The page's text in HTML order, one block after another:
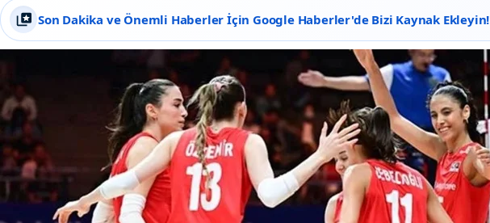
Son Dakika ve Önemli Haberler İçin Google Haberler'de Bizi Kaynak Ekleyin!